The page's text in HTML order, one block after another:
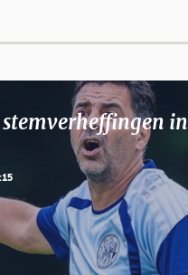
stemverheffingen in